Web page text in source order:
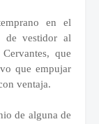
en el
de vestidor al
que
que empujar
ventaja.
de alguna de